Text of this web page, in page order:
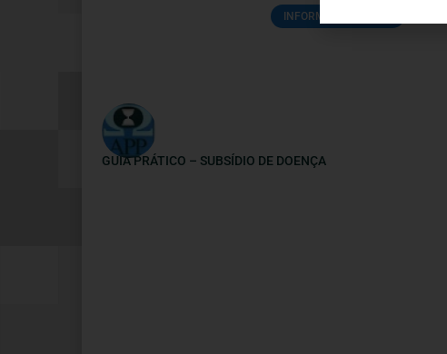
INFORMAÇÕES ÚTEIS
GUIA PRÁTICO – SUBSÍDIO DE DOENÇA